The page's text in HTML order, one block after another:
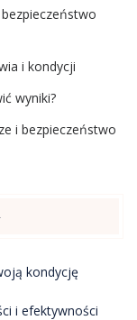
i kondycji
wyniki?
i bezpieczeństwo
kondycję
i efektywności